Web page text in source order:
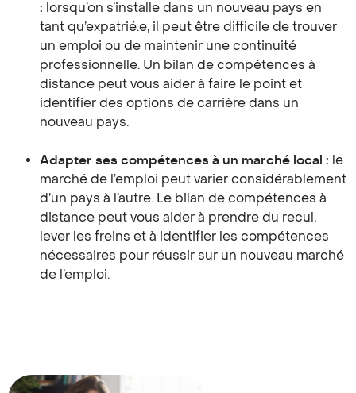
: lorsqu’on s’installe dans un nouveau pays en
tant qu’expatrié.e, il peut être difficile de trouver
un emploi ou de maintenir une continuité
professionnelle. Un bilan de compétences à
distance peut vous aider à faire le point et
identifier des options de carrière dans un
nouveau pays.
Adapter ses compétences à un marché local : le
marché de l’emploi peut varier considérablement
d’un pays à l’autre. Le bilan de compétences à
distance peut vous aider à prendre du recul,
lever les freins et à identifier les compétences
nécessaires pour réussir sur un nouveau marché
de l’emploi.